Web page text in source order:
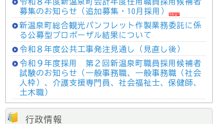
募集のお知らせ（追加募集・10月採用）
新温泉町総合観光パンフレット作製業務委託に係
る公募型プロポーザル結果について
令和８年度公共工事発注見通し（見直し後）
令和９年度採用 第２回新温泉町職員採用候補者
試験のお知らせ（一般事務職、一般事務職（社会
人枠）、介護支援専門員、社会福祉士、保健師、
土木職）
行政情報